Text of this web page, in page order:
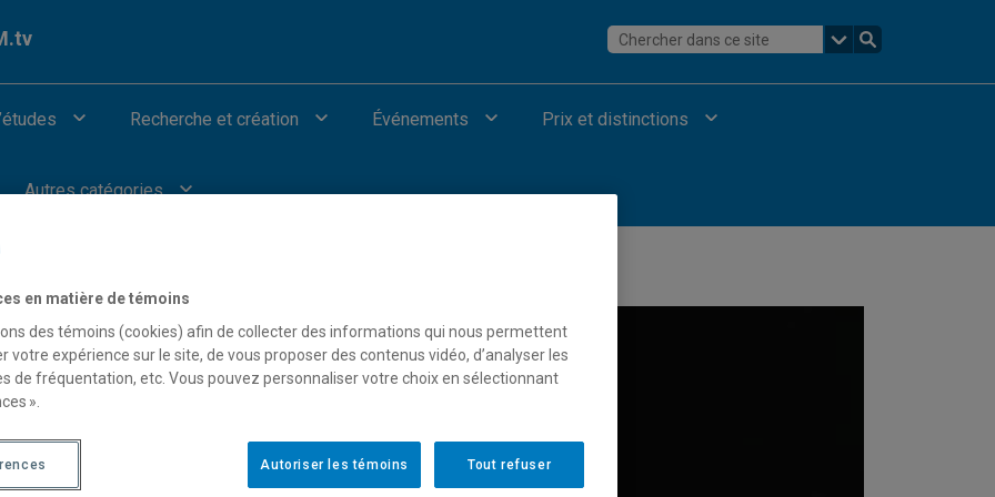
Recherche et création Événements Prix et distinctions
Autres catégories
cognitive à l’entrepreneuriat»
en matière de témoins
des témoins (cookies) afin de collecter des informations qui nous permettent
votre expérience sur le site, de vous proposer des contenus vidéo, d’analyser les
de fréquentation, etc. Vous pouvez personnaliser votre choix en sélectionnant
».
Tout refuser
Autoriser les témoins